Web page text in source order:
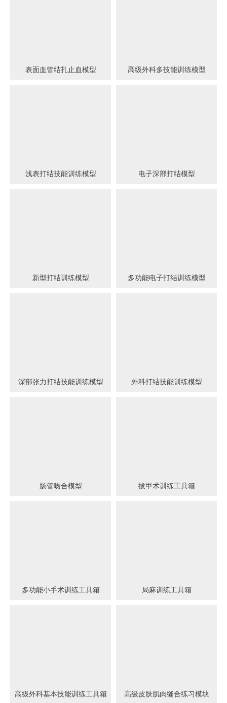
表面血管结扎止血模型 高级外科多技能训练模型
浅表打结技能训练模型 电子深部打结模型
新型打结训练模型 多功能电子打结训练模型
深部张力打结技能训练模型 外科打结技能训练模型
肠管吻合模型 拔甲术训练工具箱
多功能小手术训练工具箱 局麻训练工具箱
高级外科基本技能训练工具箱 高级皮肤肌肉缝合练习模块